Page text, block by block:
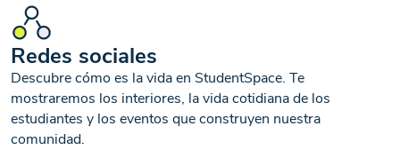
Redes sociales
Descubre cómo es la vida en StudentSpace. Te
mostraremos los interiores, la vida cotidiana de los
estudiantes y los eventos que construyen nuestra
comunidad.